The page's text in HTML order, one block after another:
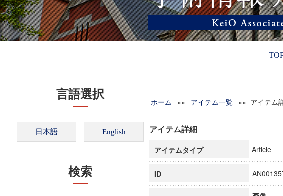
言語選択
検索
ホーム »» アイテム一覧 »» アイテム
アイテム詳細
アイテムタイプ Article
ID